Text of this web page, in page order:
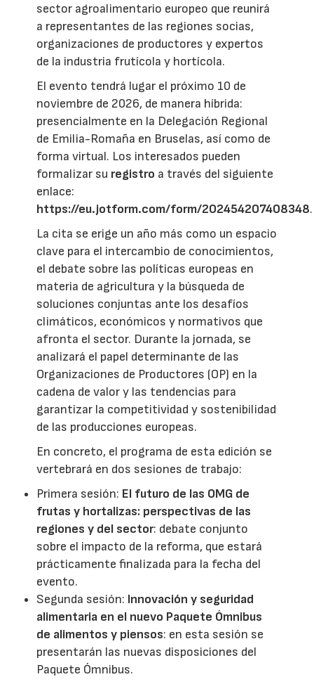
sector agroalimentario europeo que reunirá
a representantes de las regiones socias,
organizaciones de productores y expertos
de la industria frutícola y hortícola.
El evento tendrá lugar el próximo 10 de
noviembre de 2026, de manera híbrida:
presencialmente en la Delegación Regional
de Emilia-Romaña en Bruselas, así como de
forma virtual. Los interesados pueden
formalizar su registro a través del siguiente
enlace:
https://eu.jotform.com/form/202454207408348.
La cita se erige un año más como un espacio
clave para el intercambio de conocimientos,
el debate sobre las políticas europeas en
materia de agricultura y la búsqueda de
soluciones conjuntas ante los desafíos
climáticos, económicos y normativos que
afronta el sector. Durante la jornada, se
analizará el papel determinante de las
Organizaciones de Productores (OP) en la
cadena de valor y las tendencias para
garantizar la competitividad y sostenibilidad
de las producciones europeas.
En concreto, el programa de esta edición se
vertebrará en dos sesiones de trabajo:
Primera sesión: El futuro de las OMG de
frutas y hortalizas: perspectivas de las
regiones y del sector: debate conjunto
sobre el impacto de la reforma, que estará
prácticamente finalizada para la fecha del
evento.
Segunda sesión: Innovación y seguridad
alimentaria en el nuevo Paquete Ómnibus
de alimentos y piensos: en esta sesión se
presentarán las nuevas disposiciones del
Paquete Ómnibus.